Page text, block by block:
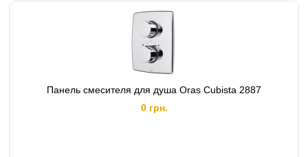
Панель смесителя для душа Oras Cubista 2887
0 грн.